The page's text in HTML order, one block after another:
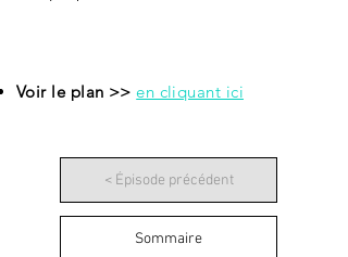
Voir le plan >> en cliquant ici
< Épisode précédent
Sommaire